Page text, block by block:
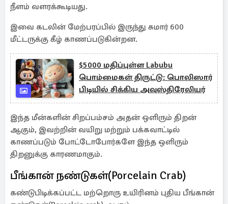
நீளம் வளரக்கூடியது.
இவை கடலின் மேற்பரப்பில் இருந்து சுமார் 600
மீட்டருக்கு கீழ் காணப்படுகின்றன.
$5000 மதிப்புள்ள Labubu
பொம்மைகள் திருட்டு: பொலிஸார்
பிடியில் சிக்கிய அவுஸ்திரேலியர்
இந்த மீன்களின் சிறப்பம்சம் அதன் ஒளிரும் திறன்
ஆகும், இவற்றின் வயிறு மற்றும் பக்கவாட்டில்
காணப்படும் போட்டோபோர்களே இந்த ஒளிரும்
திறனுக்கு காரணமாகும்.
பீங்கான் நண்டுகள்(Porcelain Crab)
கண்டுபிடிக்கப்பட்ட மற்றொரு உயிரினம் புதிய பீங்கான்